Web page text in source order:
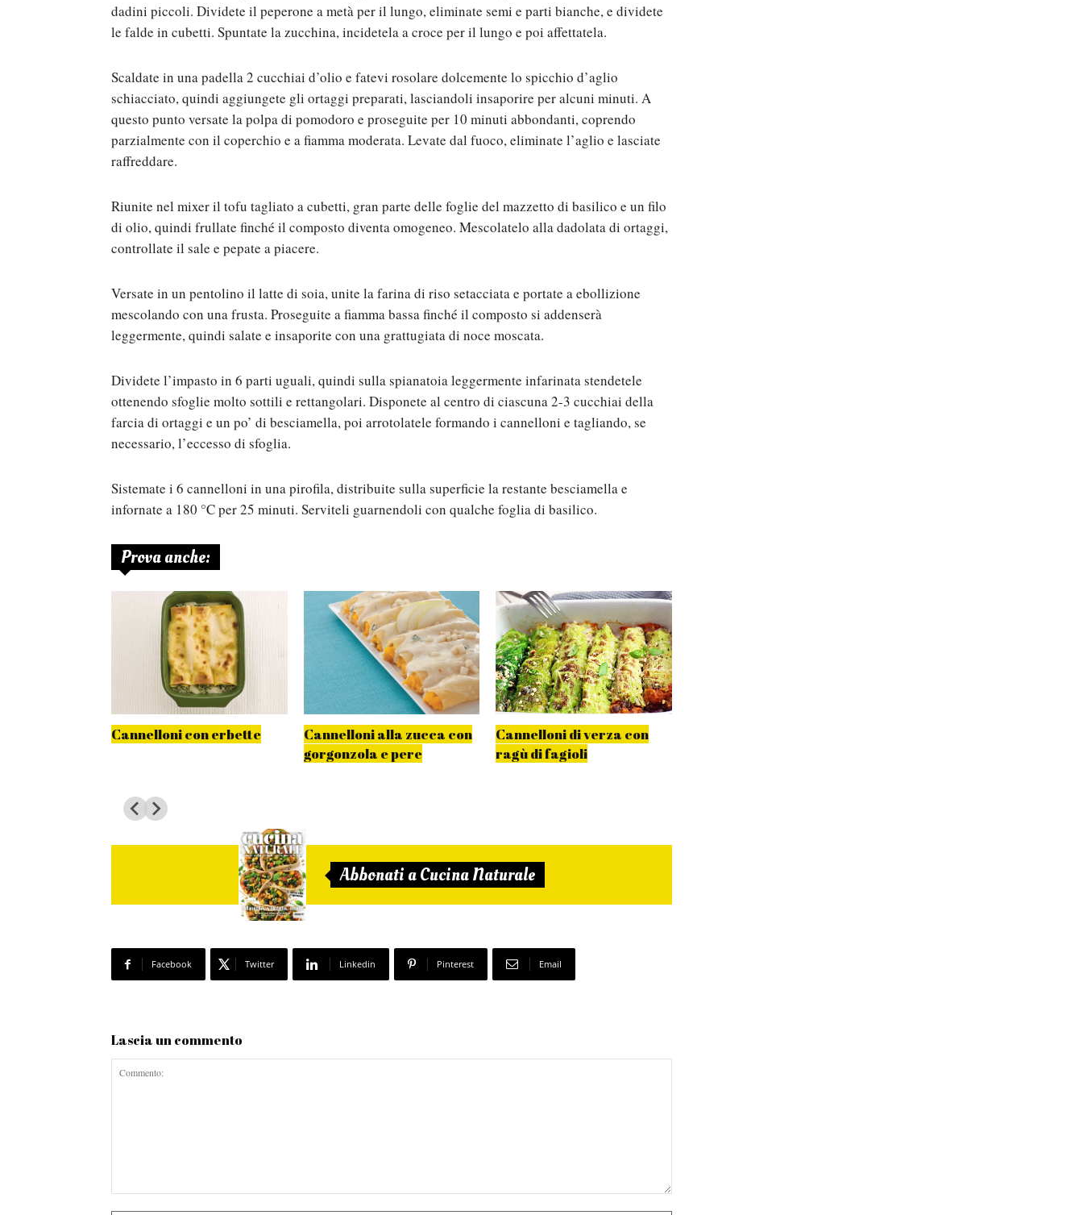
dadini piccoli. Dividete il peperone a metà per il lungo, eliminate semi e parti bianche, e dividete
le falde in cubetti. Spuntate la zucchina, incidetela a croce per il lungo e poi affettatela.
Scaldate in una padella 2 cucchiai d’olio e fatevi rosolare dolcemente lo spicchio d’aglio
schiacciato, quindi aggiungete gli ortaggi preparati, lasciandoli insaporire per alcuni minuti. A
questo punto versate la polpa di pomodoro e proseguite per 10 minuti abbondanti, coprendo
parzialmente con il coperchio e a fiamma moderata. Levate dal fuoco, eliminate l’aglio e lasciate
raffreddare.
Riunite nel mixer il tofu tagliato a cubetti, gran parte delle foglie del mazzetto di basilico e un filo
di olio, quindi frullate finché il composto diventa omogeneo. Mescolatelo alla dadolata di ortaggi,
controllate il sale e pepate a piacere.
Versate in un pentolino il latte di soia, unite la farina di riso setacciata e portate a ebollizione
mescolando con una frusta. Proseguite a fiamma bassa finché il composto si addenserà
leggermente, quindi salate e insaporite con una grattugiata di noce moscata.
Dividete l’impasto in 6 parti uguali, quindi sulla spianatoia leggermente infarinata stendetele
ottenendo sfoglie molto sottili e rettangolari. Disponete al centro di ciascuna 2-3 cucchiai della
farcia di ortaggi e un po’ di besciamella, poi arrotolatele formando i cannelloni e tagliando, se
necessario, l’eccesso di sfoglia.
Sistemate i 6 cannelloni in una pirofila, distribuite sulla superficie la restante besciamella e
infornate a 180 °C per 25 minuti. Serviteli guarnendoli con qualche foglia di basilico.
Prova anche:
Cannelloni con erbette
Cannelloni alla zucca con
gorgonzola e pere
Cannelloni di verza con
ragù di fagioli
Abbonati a Cucina Naturale
Facebook Twitter Linkedin Pinterest Email
Lascia un commento